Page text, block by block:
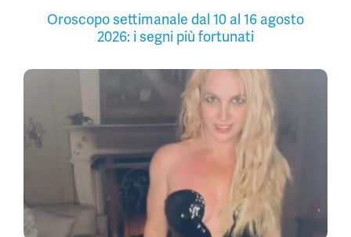
Oroscopo settimanale dal 10 al 16 agosto
2026: i segni più fortunati